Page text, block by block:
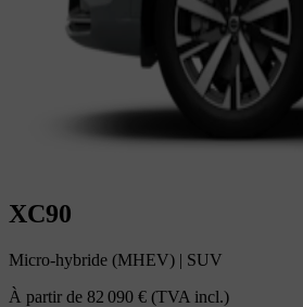
XC90
Micro-hybride (MHEV) | SUV
À partir de 82 090 € (TVA incl.)